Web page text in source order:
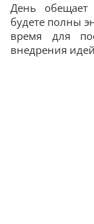
День
будете полны
время для
внедрения